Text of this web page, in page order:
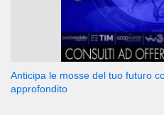
Anticipa le mosse del tuo futuro
approfondito